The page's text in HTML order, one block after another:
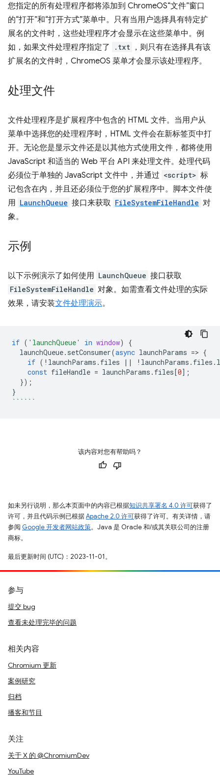
您指定的所有处理程序都将添加到 ChromeOS“文件”窗口
的“打开”和“打开方式”菜单中。只有当用户选择具有特定扩
展名的文件时，这些处理程序才会显示在这些菜单中。例
如，如果文件处理程序指定了
.txt
，则只有在选择具有该
扩展名的文件时，ChromeOS 菜单才会显示该处理程序。
处理文件
文件处理程序是扩展程序中包含的 HTML 文件。当用户从
菜单中选择您的处理程序时，HTML 文件会在新标签页中打
开。无论您是显示文件还是以其他方式使用文件，都将使用
JavaScript 和适当的 Web 平台 API 来处理文件。处理代码
必须位于单独的 JavaScript 文件中，并通过 <script> 标
记包含在内，并且还必须位于您的扩展程序中。脚本文件使
用 LaunchQueue 接口来获取 FileSystemFileHandle 对
象。
示例
以下示例演示了如何使用 LaunchQueue 接口获取
FileSystemFileHandle 对象。如需查看文件处理的实际
效果，请安装文件处理演示。
if ( 'launchQueue' in window)
{
launchQueue. setConsumer(async launchParams => {
if ( ! launchParams . files || ! launchParams . files .
const fileHandle = launchParams . files[0];
});
}
``````
该内容对您有帮助吗？
如未另行说明，那么本页面中的内容已根据知识共享署名 4.0 许可获得了
许可，并且代码示例已根据Apache 2.0 许可获得了许可。有关详情，请
参阅 Google 开发者网站政策。Java 是 Oracle 和/或其关联公司的注册
商标。
最后更新时间 (UTC)：2023-11-01。
参与
提交 bug
查看未处理完毕的问题
相关内容
Chromium 更新
案例研究
归档
播客和节目
关注
关于 X 的 @ChromiumDev
YouTube